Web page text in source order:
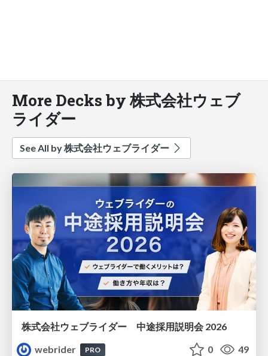
More Decks by 株式会社ウェブ
ライダー
See All by 株式会社ウェブライダー
株式会社ウェブライダー 中途採用説明会 2026
webrider
PRO 0 49